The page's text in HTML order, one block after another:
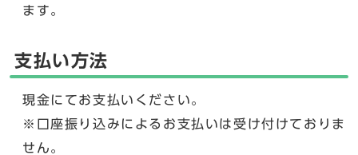
ます。
支払い方法
現金にてお支払いください。
※口座振り込みによるお支払いは受け付けておりま
せん。